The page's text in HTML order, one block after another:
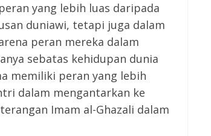
yang lebih luas daripada
duniawi, tetapi juga dalam
peran mereka dalam
sebatas kehidupan dunia
memiliki peran yang lebih
dalam mengantarkan ke
Imam al-Ghazali dalam